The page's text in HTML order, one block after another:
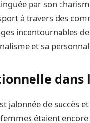
par son
à travers des
incontournables
et sa
jalonnée de succès
étaient